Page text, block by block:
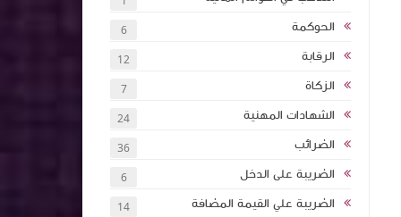
الحوكمة 6
الرقابة 12
الزكاة 7
الشهادات المهنية 24
الضرائب 36
الضريبة على الدخل 6
الضريبة علي القيمة المضافة 14